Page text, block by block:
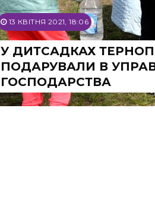
13 КВІТНЯ 2021, 18:06
У ДИТСАДКАХ
ПОДАРУВАЛИ В
ГОСПОДАРСТВА